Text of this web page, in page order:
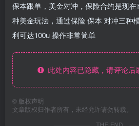
保本跟单，美金对冲，保险合约是现
种美金玩法，通过保险 保本 对冲三种
利可达100u 操作非常简单
此处内容已隐藏，请评论后
© 版权声明
文章版权归作者所有，未经允许请勿转载。